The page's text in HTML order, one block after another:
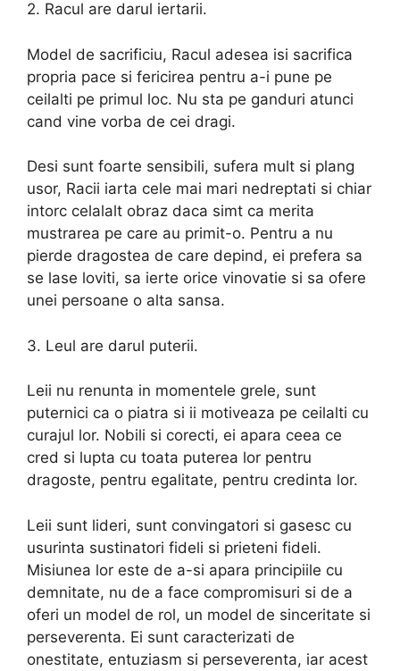
2. Racul are darul iertarii.
Model de sacrificiu, Racul adesea isi sacrifica
propria pace si fericirea pentru a-i pune pe
ceilalti pe primul loc. Nu sta pe ganduri atunci
cand vine vorba de cei dragi.
Desi sunt foarte sensibili, sufera mult si plang
usor, Racii iarta cele mai mari nedreptati si chiar
intorc celalalt obraz daca simt ca merita
mustrarea pe care au primit-o. Pentru a nu
pierde dragostea de care depind, ei prefera sa
se lase loviti, sa ierte orice vinovatie si sa ofere
unei persoane o alta sansa.
3. Leul are darul puterii.
Leii nu renunta in momentele grele, sunt
puternici ca o piatra si ii motiveaza pe ceilalti cu
curajul lor. Nobili si corecti, ei apara ceea ce
cred si lupta cu toata puterea lor pentru
dragoste, pentru egalitate, pentru credinta lor.
Leii sunt lideri, sunt convingatori si gasesc cu
usurinta sustinatori fideli si prieteni fideli.
Misiunea lor este de a-si apara principiile cu
demnitate, nu de a face compromisuri si de a
oferi un model de rol, un model de sinceritate si
perseverenta. Ei sunt caracterizati de
onestitate, entuziasm si perseverenta, iar acest